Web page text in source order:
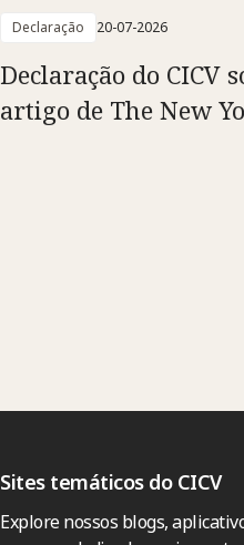
Declaração 20-07-2026
Declaração do CICV
artigo de The New
Sites temáticos do CICV
Explore nossos blogs,